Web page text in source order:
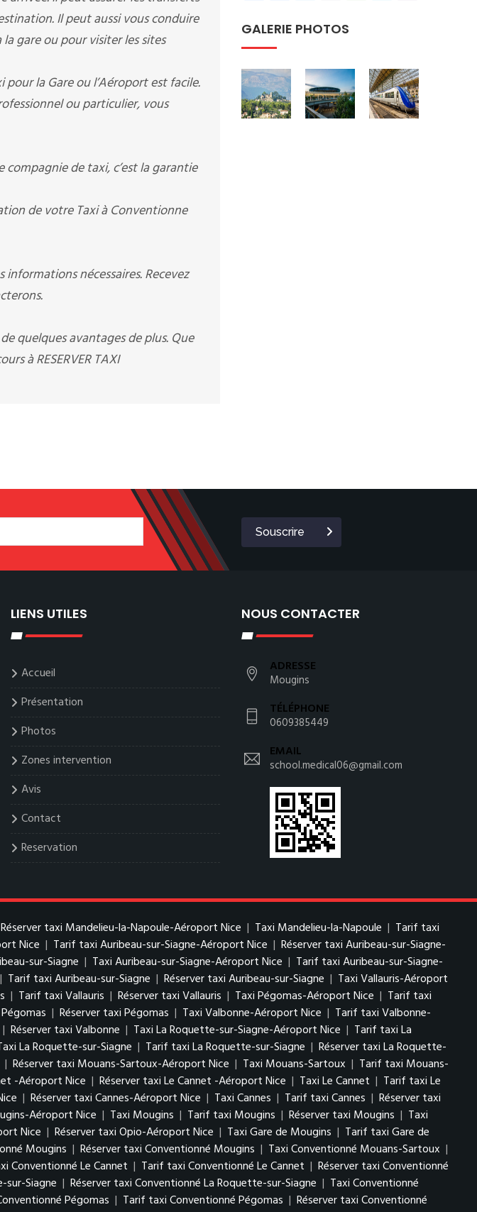
Il peut aussi vous conduire
gare ou pour visiter les sites
pour la Gare ou l’Aéroport est facile.
ou particulier, vous
de taxi, c’est la garantie
de votre Taxi à Conventionne
nécessaires. Recevez
quelques avantages de plus. Que
à RESERVER TAXI
GALERIE PHOTOS
Souscrire
LIENS UTILES
Accueil
Présentation
Photos
Zones intervention
Avis
Contact
Reservation
NOUS CONTACTER
ADRESSE
Mougins
TÉLÉPHONE
0609385449
EMAIL
school.medical06@gmail.com
Réserver taxi Mandelieu-la-Napoule-Aéroport Nice | Taxi Mandelieu-la-Napoule | Tarif taxi
Nice | Tarif taxi Auribeau-sur-Siagne-Aéroport Nice | Réserver taxi Auribeau-sur-Siagne-
sur-Siagne | Taxi Auribeau-sur-Siagne-Aéroport Nice | Tarif taxi Auribeau-sur-Siagne-
| Tarif taxi Auribeau-sur-Siagne | Réserver taxi Auribeau-sur-Siagne | Taxi Vallauris-Aéroport
| Tarif taxi Vallauris | Réserver taxi Vallauris | Taxi Pégomas-Aéroport Nice | Tarif taxi
| Réserver taxi Pégomas | Taxi Valbonne-Aéroport Nice | Tarif taxi Valbonne-
| Réserver taxi Valbonne | Taxi La Roquette-sur-Siagne-Aéroport Nice | Tarif taxi La
La Roquette-sur-Siagne | Tarif taxi La Roquette-sur-Siagne | Réserver taxi La Roquette-
| Réserver taxi Mouans-Sartoux-Aéroport Nice | Taxi Mouans-Sartoux | Tarif taxi Mouans-
-Aéroport Nice | Réserver taxi Le Cannet -Aéroport Nice | Taxi Le Cannet | Tarif taxi Le
| Réserver taxi Cannes-Aéroport Nice | Taxi Cannes | Tarif taxi Cannes | Réserver taxi
Aéroport Nice | Taxi Mougins | Tarif taxi Mougins | Réserver taxi Mougins | Taxi
Nice | Réserver taxi Opio-Aéroport Nice | Taxi Gare de Mougins | Tarif taxi Gare de
Mougins | Réserver taxi Conventionné Mougins | Taxi Conventionné Mouans-Sartoux |
Conventionné Le Cannet | Tarif taxi Conventionné Le Cannet | Réserver taxi Conventionné
Siagne | Réserver taxi Conventionné La Roquette-sur-Siagne | Taxi Conventionné
Pégomas | Tarif taxi Conventionné Pégomas | Réserver taxi Conventionné